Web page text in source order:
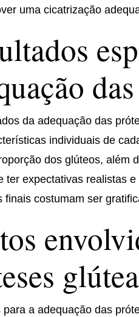
uma cicatrização
da adequação das
individuais de
dos glúteos, além
ter expectativas realistas
finais costumam ser
para a adequação das